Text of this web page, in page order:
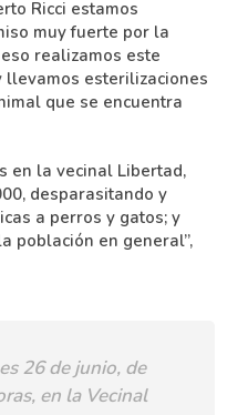
Ricci estamos
muy fuerte por la
realizamos este
esterilizaciones
que se encuentra
en la vecinal Libertad,
desparasitando y
a perros y gatos; y
población en general”,
26 de junio, de
en la Vecinal